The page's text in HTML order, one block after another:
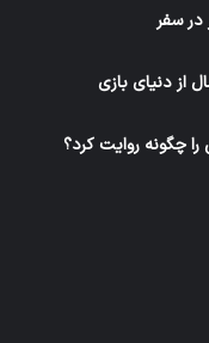
از دنیای بازی
چگونه روایت کرد؟